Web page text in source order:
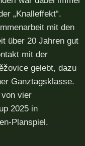
„Knalleffekt“.
mit den
über 20 Jahren gut
mit der
gelebt, dazu
Ganztagsklasse.
von vier
2025 in
Planspiel.